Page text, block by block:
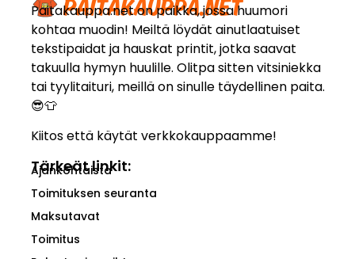
Paitakauppa.net on paikka, jossa huumori
kohtaa muodin! Meiltä löydät ainutlaatuiset
tekstipaidat ja hauskat printit, jotka saavat
takuulla hymyn huulille. Olitpa sitten vitsiniekka
tai tyylitaituri, meillä on sinulle täydellinen paita.
😎👕
Kiitos että käytät verkkokauppaamme!
Tärkeät linkit:
Ajankohtaista
Toimituksen seuranta
Maksutavat
Toimitus